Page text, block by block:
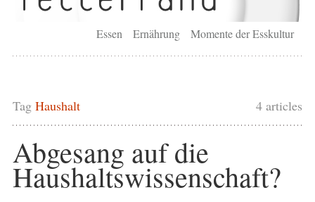
Essen Ernährung Momente der Esskultur
4 articles
Tag Haushalt
Abgesang auf die
Haushaltswissenschaft?